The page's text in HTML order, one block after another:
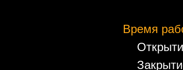
Время